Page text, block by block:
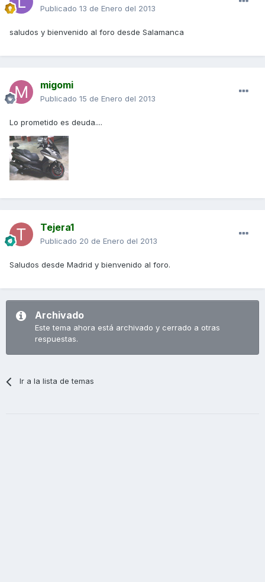
Publicado 13 de Enero del 2013
saludos y bienvenido al foro desde Salamanca
migomi
Publicado 15 de Enero del 2013
Lo prometido es deuda....
Tejera1
Publicado 20 de Enero del 2013
Saludos desde Madrid y bienvenido al foro.
Archivado
Este tema ahora está archivado y cerrado a otras
respuestas.
Ir a la lista de temas